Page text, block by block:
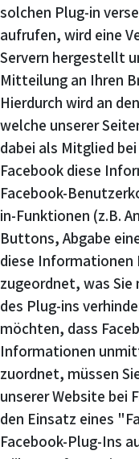
solchen Plug-in
aufrufen, wird eine
Servern hergestellt
Mitteilung an Ihren
Hierdurch wird an
welche unserer
dabei als Mitglied
Facebook diese
Facebook-
in-Funktionen (z.B.
Buttons, Abgabe
diese Informationen
zugeordnet, was Sie
des Plug-ins
möchten, dass
Informationen
zuordnet, müssen
unserer Website bei
den Einsatz eines
Facebook-Plug-Ins